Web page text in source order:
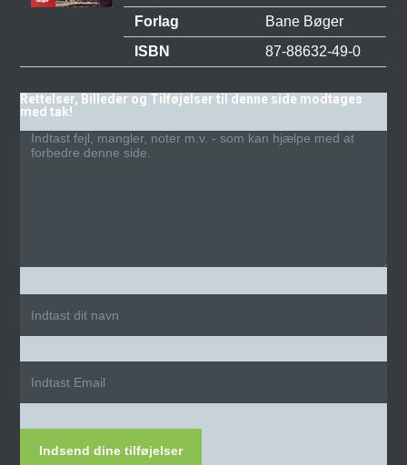
Forlag
Bane Bøger
ISBN
87-88632-49-0
Rettelser, Billeder og Tilføjelser til denne side modtages
med tak!
Indsend dine tilføjelser